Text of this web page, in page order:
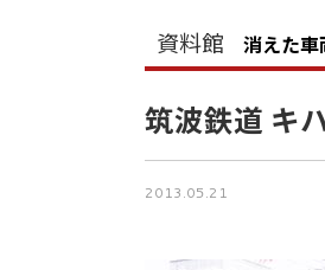
資料館 消えた
筑波鉄道 キ
2013.05.21